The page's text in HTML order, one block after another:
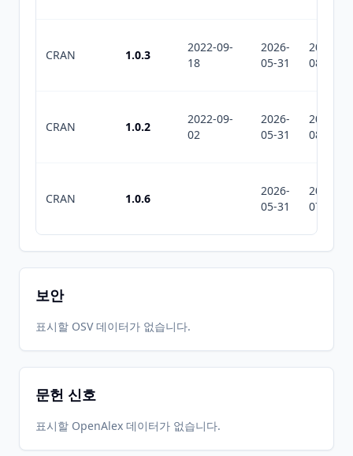
CRAN 1.0.3
2022-09-
18
2026-
05-31
2026-
08-09
CRAN 1.0.2
2022-09-
02
2026-
05-31
2026-
08-09
CRAN 1.0.6
2026-
05-31
2026-
07-10
보안
표시할 OSV 데이터가 없습니다.
문헌 신호
표시할 OpenAlex 데이터가 없습니다.